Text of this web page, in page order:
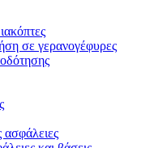
σε γερανογέφυρες